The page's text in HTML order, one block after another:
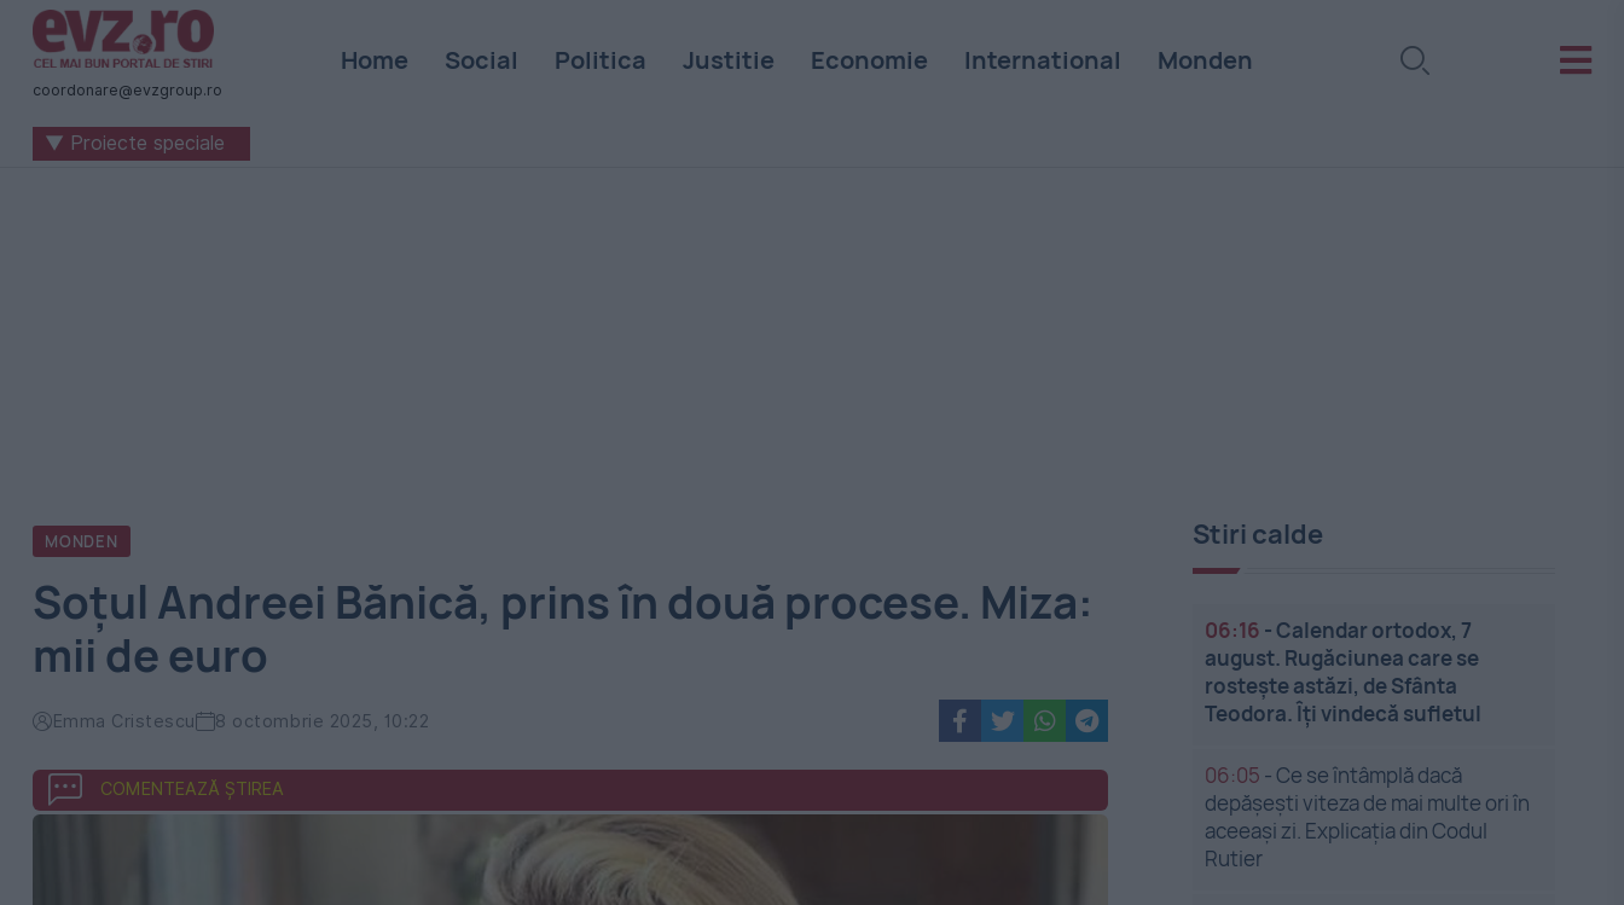
Știri
naționale
internaționale
coordonare@evzgroup.ro
Home Social Politica Justitie Economie International Monden
▼ Proiecte speciale
MONDEN
Soțul Andreei Bănică, prins în două procese. Miza:
mii de euro
Emma Cristescu 8 octombrie 2025, 10:22
COMENTEAZĂ ȘTIREA
Stiri calde
06:16 -Calendar ortodox, 7
august. Rugăciunea care se
rostește astăzi, de Sfânta
Teodora. Îți vindecă sufletul
06:05 -Ce se întâmplă dacă
depășești viteza de mai multe ori în
aceeași zi. Explicația din Codul
Rutier